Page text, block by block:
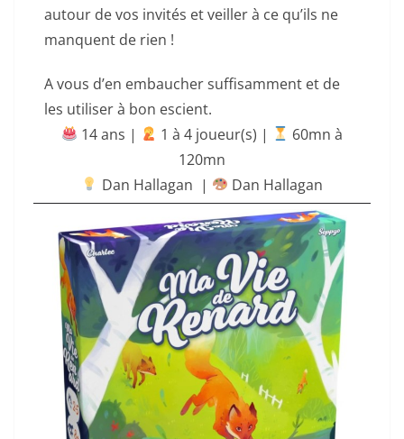
autour de vos invités et veiller à ce qu’ils ne
manquent de rien !
A vous d’en embaucher suffisamment et de
les utiliser à bon escient.
14 ans |
‍ 1 à 4 joueur(s) |
60mn à
120mn
Dan Hallagan | Dan Hallagan